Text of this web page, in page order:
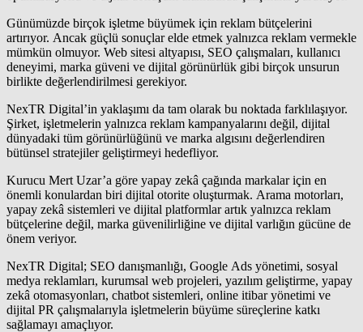
Günümüzde birçok işletme büyümek için reklam bütçelerini
artırıyor. Ancak güçlü sonuçlar elde etmek yalnızca reklam vermekle
mümkün olmuyor. Web sitesi altyapısı, SEO çalışmaları, kullanıcı
deneyimi, marka güveni ve dijital görünürlük gibi birçok unsurun
birlikte değerlendirilmesi gerekiyor.
NexTR Digital’in yaklaşımı da tam olarak bu noktada farklılaşıyor.
Şirket, işletmelerin yalnızca reklam kampanyalarını değil, dijital
dünyadaki tüm görünürlüğünü ve marka algısını değerlendiren
bütünsel stratejiler geliştirmeyi hedefliyor.
Kurucu Mert Uzar’a göre yapay zekâ çağında markalar için en
önemli konulardan biri dijital otorite oluşturmak. Arama motorları,
yapay zekâ sistemleri ve dijital platformlar artık yalnızca reklam
bütçelerine değil, marka güvenilirliğine ve dijital varlığın gücüne de
önem veriyor.
NexTR Digital; SEO danışmanlığı, Google Ads yönetimi, sosyal
medya reklamları, kurumsal web projeleri, yazılım geliştirme, yapay
zekâ otomasyonları, chatbot sistemleri, online itibar yönetimi ve
dijital PR çalışmalarıyla işletmelerin büyüme süreçlerine katkı
sağlamayı amaçlıyor.